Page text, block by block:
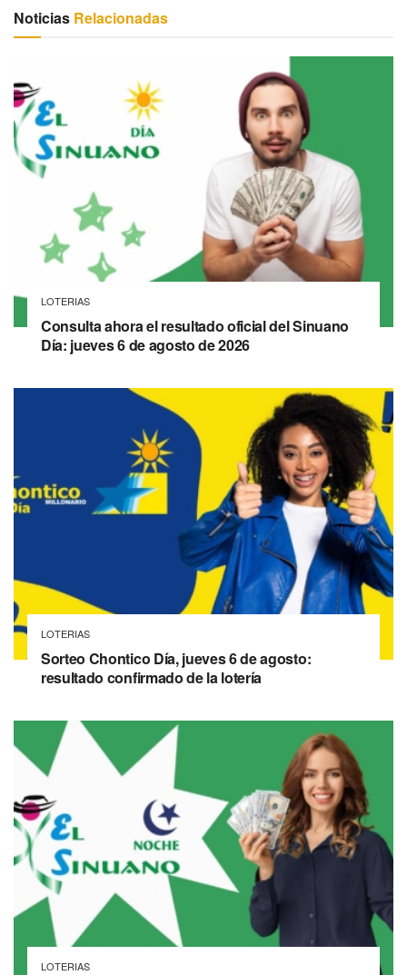
Noticias Relacionadas
LOTERIAS
Consulta ahora el resultado oficial del Sinuano
Día: jueves 6 de agosto de 2026
LOTERIAS
Sorteo Chontico Día, jueves 6 de agosto:
resultado confirmado de la lotería
LOTERIAS